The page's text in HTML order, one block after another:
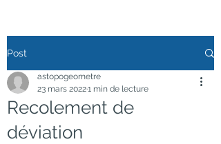
Post
Recolement de
déviation
astopogeometre
23 mars 20221 min de lecture